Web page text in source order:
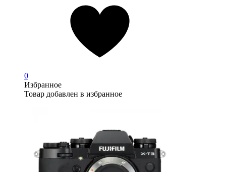
0
Избранное
Товар добавлен в избранное